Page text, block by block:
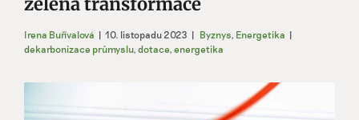
Irena Buřívalová | 10. listopadu 2023 | Byznys, Energetika |
dekarbonizace průmyslu, dotace, energetika
větší